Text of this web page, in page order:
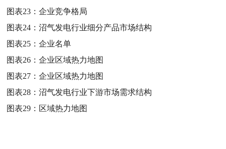
图表23：企业竞争格局
图表24：沼气发电行业细分产品市场结构
图表25：企业名单
图表26：企业区域热力地图
图表27：企业区域热力地图
图表28：沼气发电行业下游市场需求结构
图表29： 区域热力地图